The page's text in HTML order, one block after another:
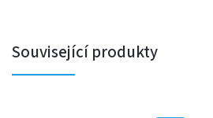
Související produkty